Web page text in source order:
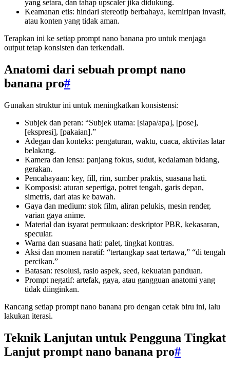
yang setara, dan tahap upscaler jika didukung.
Keamanan etis: hindari stereotip berbahaya, kemiripan invasif,
atau konten yang tidak aman.
Terapkan ini ke setiap prompt nano banana pro untuk menjaga
output tetap konsisten dan terkendali.
Anatomi dari sebuah prompt nano
banana pro#
Gunakan struktur ini untuk meningkatkan konsistensi:
Subjek dan peran: “Subjek utama: [siapa/apa], [pose],
[ekspresi], [pakaian].”
Adegan dan konteks: pengaturan, waktu, cuaca, aktivitas latar
belakang.
Kamera dan lensa: panjang fokus, sudut, kedalaman bidang,
gerakan.
Pencahayaan: key, fill, rim, sumber praktis, suasana hati.
Komposisi: aturan sepertiga, potret tengah, garis depan,
simetris, dari atas ke bawah.
Gaya dan medium: stok film, aliran pelukis, mesin render,
varian gaya anime.
Material dan isyarat permukaan: deskriptor PBR, kekasaran,
specular.
Warna dan suasana hati: palet, tingkat kontras.
Aksi dan momen naratif: “tertangkap saat tertawa,” “di tengah
percikan.”
Batasan: resolusi, rasio aspek, seed, kekuatan panduan.
Prompt negatif: artefak, gaya, atau gangguan anatomi yang
tidak diinginkan.
Rancang setiap prompt nano banana pro dengan cetak biru ini, lalu
lakukan iterasi.
Teknik Lanjutan untuk Pengguna Tingkat
Lanjut prompt nano banana pro#